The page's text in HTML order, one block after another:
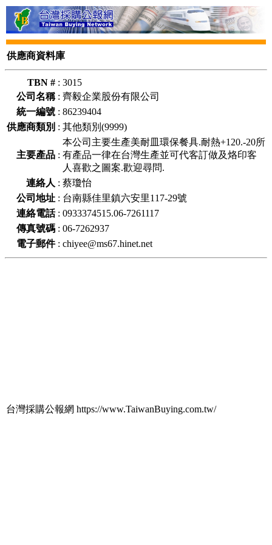
供應商資料庫
TBN # : 3015
公司名稱: 齊毅企業股份有限公司
統一編號 : 86239404
供應商類別 : 其他類別(9999)
主要產品 :
本公司主要生產美耐皿環保餐具.耐熱+120.-20所
有產品一律在台灣生產並可代客訂做及烙印客
人喜歡之圖案.歡迎尋問.
連絡人 : 蔡瓊怡
公司地址 : 台南縣佳里鎮六安里117-29號
連絡電話: 0933374515.06-7261117
傳真號碼 : 06-7262937
電子郵件: chiyee@ms67.hinet.net
台灣採購公報網 https://www.TaiwanBuying.com.tw/